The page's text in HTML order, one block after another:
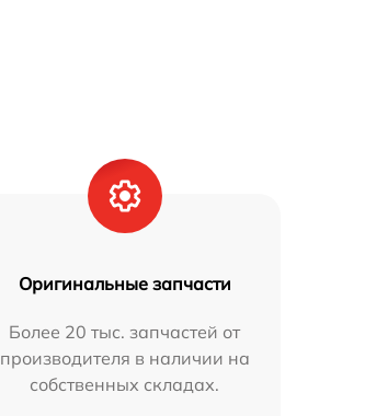
Оригинальные запчасти
Более 20 тыс. запчастей от
производителя в наличии на
собственных складах.